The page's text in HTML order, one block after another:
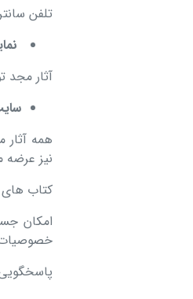
تلفن سانترال: ۶۶۴۹۵۰۳۴ – ۶۶۹۶۳۳۸۶ –
آثار مجد توسط حدود ۱۵۰
نیز عرضه
کتاب
امکان
پاسخگویی